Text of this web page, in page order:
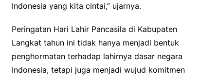
Indonesia yang kita cintai,” ujarnya.
Peringatan Hari Lahir Pancasila di Kabupaten
Langkat tahun ini tidak hanya menjadi bentuk
penghormatan terhadap lahirnya dasar negara
Indonesia, tetapi juga menjadi wujud komitmen